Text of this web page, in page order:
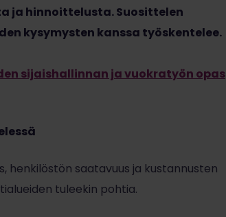
ja hinnoittelusta. Suosittelen
kysymysten kanssa työskentelee.
sijaishallinnan ja vuokratyön opas
henkilöstön saatavuus ja kustannusten
tuleekin pohtia.